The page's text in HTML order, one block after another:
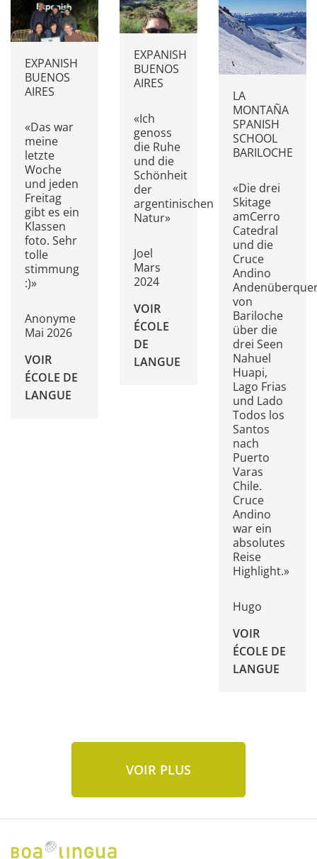
EXPANISH
BUENOS
AIRES
«Das war
meine
letzte
Woche
und jeden
Freitag
gibt es ein
Klassen
foto. Sehr
tolle
stimmung
:)»
Anonyme
Mai 2026
VOIR
ÉCOLE DE
LANGUE
EXPANISH
BUENOS
AIRES
«Ich
genoss
die Ruhe
und die
Schönheit
der
argentinischen
Natur»
Joel
Mars
2024
VOIR
ÉCOLE
DE
LANGUE
LA
MONTAÑA
SPANISH
SCHOOL
BARILOCHE
«Die drei
Skitage
amCerro
Catedral
und die
Cruce
Andino
von
Bariloche
über die
drei Seen
Nahuel
Huapi,
Lago Frias
und Lado
Todos los
Santos
nach
Puerto
Varas
Chile.
Cruce
Andino
war ein
absolutes
Reise
Highlight.»
Hugo
VOIR
ÉCOLE DE
LANGUE
VOIR PLUS